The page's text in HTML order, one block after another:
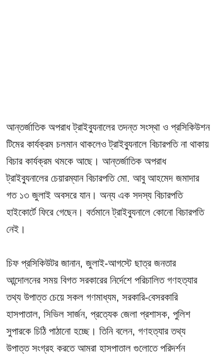
আন্তর্জাতিক অপরাধ ট্রাইব্যুনালের তদন্ত সংস্থা ও প্রসিকিউশন
টিমের কার্যক্রম চলমান থাকলেও ট্রাইব্যুনালে বিচারপতি না থাকায়
বিচার কার্যক্রম থমকে আছে। আন্তর্জাতিক অপরাধ
ট্রাইব্যুনালের চেয়ারম্যান বিচারপতি মো. আবু আহমেদ জমাদার
গত ১৩ জুলাই অবসরে যান। অন্য এক সদস্য বিচারপতি
হাইকোর্টে ফিরে গেছেন। বর্তমানে ট্রাইব্যুনালে কোনো বিচারপতি
নেই।
চিফ প্রসিকিউটর জানান, জুলাই-আগস্টে ছাত্র জনতার
আন্দোলনের সময় বিগত সরকারের নির্দেশে পরিচালিত গণহত্যার
তথ্য উপাত্ত চেয়ে সকল গণমাধ্যম, সরকারি-বেসরকারি
হাসপাতাল, সিভিল সার্জন, প্রত্যেক জেলা প্রশাসক, পুলিশ
সুপারকে চিঠি পাঠানো হচ্ছে। তিনি বলেন, গণহত্যার তথ্য
উপাত্ত সংগ্রহ করতে আমরা হাসপাতাল গুলোতে পরিদর্শন